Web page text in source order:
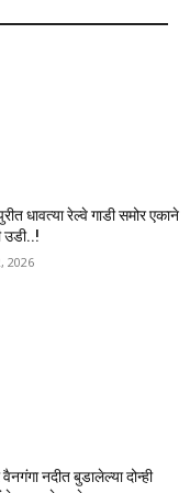
धावत्या रेल्वे गाडी समोर एकाने
उडी..!
2026
नदीत बुडालेल्या दोन्ही